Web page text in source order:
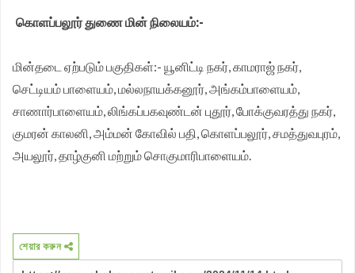
கொளப்பலூர் துணை மின் நிலையம்:-
மின்தடை ஏற்படும் பகுதிகள்:- யூனிட்டி நகர், காமராஜ் நகர்,
செட்டியம் பாளையம், மல்லநாயக்கனூர், அங்கம்பாளையம்,
சாணார்பாளையம், லிங்கப்பகவுண்டன் புதூர், போக்குவரத்து நகர்,
குமரன் காலனி, அம்மன் கோவில் பதி, கொளப்பலூர், சமத்துவபுரம்,
அயலூர், தாழ்குனி மற்றும் சொகுமாரிபாளையம்.
শেয়ার করুন